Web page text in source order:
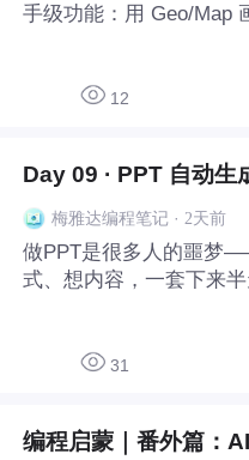
手级功能：用 Geo/Map
实战案例带你掌握这三
12
Day 09 · PPT 自动生
梅雅达编程笔记· 2天前
做PPT是很多人的噩梦
式、想内容，一套下来
三个实战覆盖项目汇报
31
编程启蒙｜番外篇：